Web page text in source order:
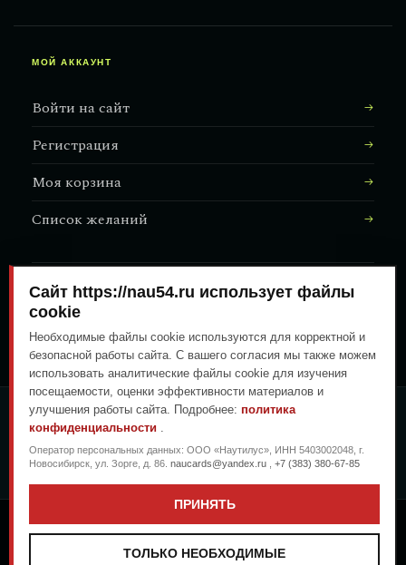
МОЙ АККАУНТ
Войти на сайт
Регистрация
Моя корзина
Список желаний
АДРЕС МАГАЗИНА
Залесского, 8/1
ОПЛАТА ЛЮБЫМ УДОБНЫМ
СПОСОБОМ
ГЕНЕРАЛЬНЫЙ ПЕРЕВОЗЧИК
Copyright © 2026.
.
Морская гастрономия в Новосибирске Дизайн: Nautilus
Сайт https://nau54.ru использует файлы
cookie
Необходимые файлы cookie используются для корректной и
безопасной работы сайта. С вашего согласия мы также можем
использовать аналитические файлы cookie для изучения
посещаемости, оценки эффективности материалов и
улучшения работы сайта. Подробнее: политика
конфиденциальности .
Оператор персональных данных: ООО «Наутилус», ИНН 5403002048, г.
Новосибирск, ул. Зорге, д. 86. naucards@yandex.ru +7 (383) 380-67-85
ТОЛЬКО НЕОБХОДИМЫЕ
ПРИНЯТЬ